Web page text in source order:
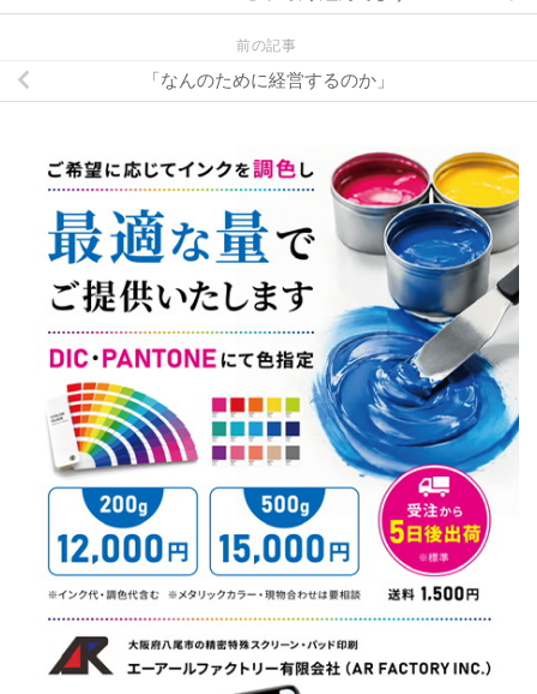
前の記事
「なんのために経営するのか」